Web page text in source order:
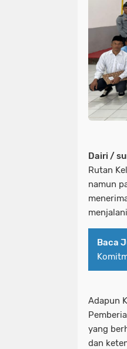
Dairi /
Rutan
namun
Baca
Adapun
yang
dan